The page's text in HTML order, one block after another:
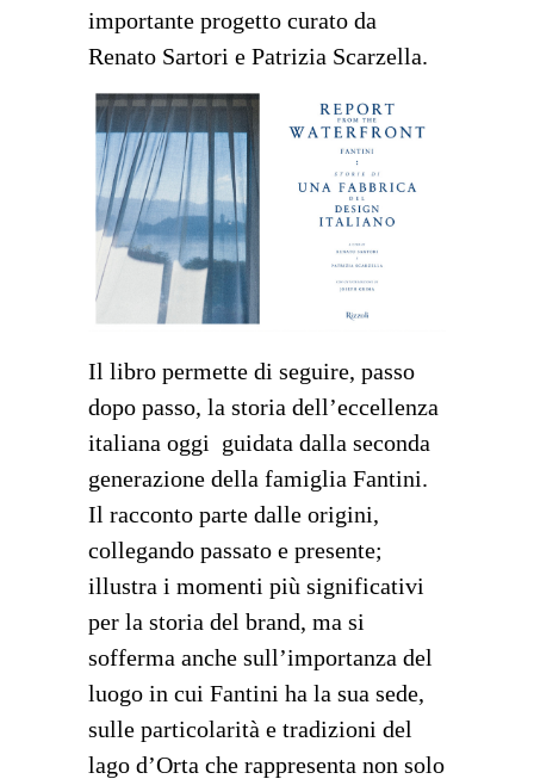
importante progetto curato da
Renato Sartori e Patrizia Scarzella.
Il libro permette di seguire, passo
dopo passo, la storia dell’eccellenza
italiana oggi guidata dalla seconda
generazione della famiglia Fantini.
Il racconto parte dalle origini,
collegando passato e presente;
illustra i momenti più significativi
per la storia del brand, ma si
sofferma anche sull’importanza del
luogo in cui Fantini ha la sua sede,
sulle particolarità e tradizioni del
lago d’Orta che rappresenta non solo